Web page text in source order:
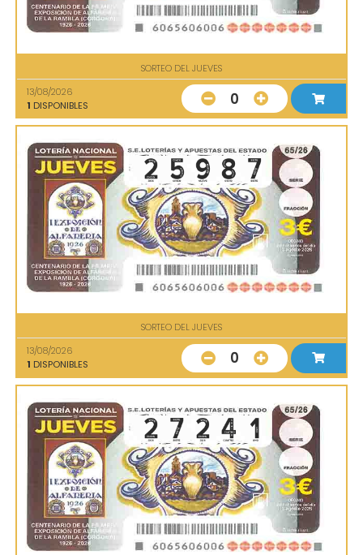
SORTEO DEL JUEVES
13/08/2026
1 DISPONIBLES 0
SORTEO DEL JUEVES
13/08/2026
1 DISPONIBLES 0